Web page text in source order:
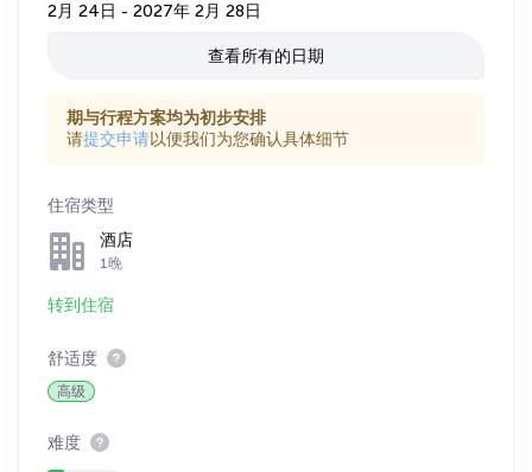
2月 24日 - 2027年 2月 28日
查看所有的日期
期与行程方案均为初步安排
请提交申请以便我们为您确认具体细节
住宿类型
酒店
1晚
转到住宿
舒适度
高级
难度